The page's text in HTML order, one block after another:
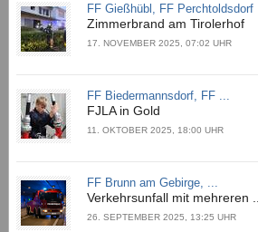
FF Gießhübl, FF Perchtoldsdorf
Zimmerbrand am Tirolerhof
17. NOVEMBER 2025, 07:02 UHR
FF Biedermannsdorf, FF ...
FJLA in Gold
11. OKTOBER 2025, 18:00 UHR
FF Brunn am Gebirge, ...
Verkehrsunfall mit mehreren ...
26. SEPTEMBER 2025, 13:25 UHR